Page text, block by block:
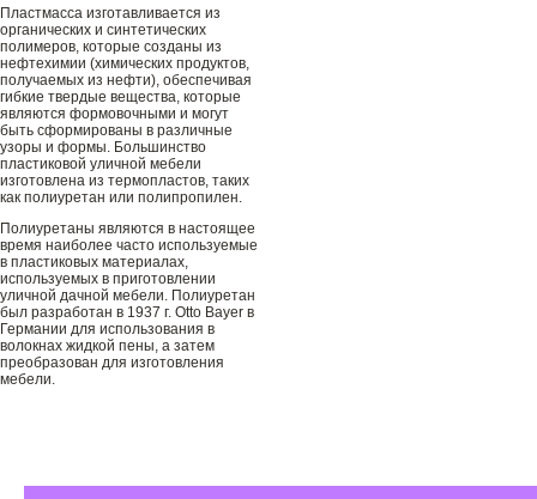
Пластмасса изготавливается из
органических и синтетических
полимеров, которые созданы из
нефтехимии (химических продуктов,
получаемых из нефти), обеспечивая
гибкие твердые вещества, которые
являются формовочными и могут
быть сформированы в различные
узоры и формы. Большинство
пластиковой уличной мебели
изготовлена ​​из термопластов, таких
как полиуретан или полипропилен.
Полиуретаны являются в настоящее
время наиболее часто используемые
в пластиковых материалах,
используемых в приготовлении
уличной дачной мебели. Полиуретан
был разработан в 1937 г. Otto Bayer в
Германии для использования в
волокнах жидкой пены, а затем
преобразован для изготовления
мебели.